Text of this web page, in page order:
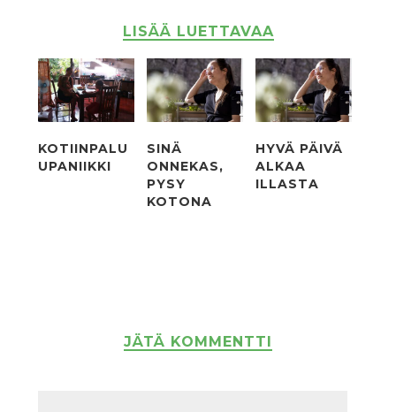
LISÄÄ LUETTAVAA
KOTIINPALU
UPANIIKKI
SINÄ
ONNEKAS,
PYSY
KOTONA
HYVÄ PÄIVÄ
ALKAA
ILLASTA
JÄTÄ KOMMENTTI